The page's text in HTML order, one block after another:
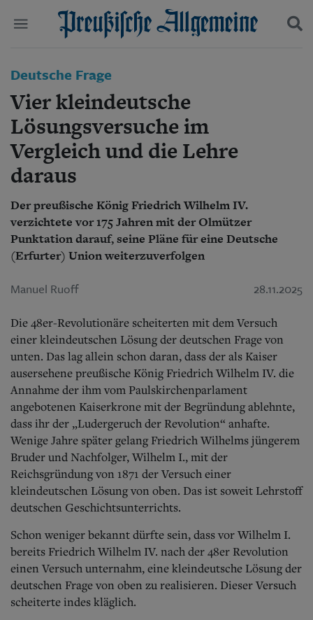
Aktuelle Ausgabe
Abonnenten-Login
Abonnent werden
Abo Prämien
Archiv
Mediadaten
Wirtschaft
Panorama
Gesellschaft
Leben
Berlin-Brandenburg
Schlesien
Danzig und Westpreußen
Bücher
Kontakt
Impressum
Datenschutz
Suchen und finden
Deutsche Frage
Vier kleindeutsche
Lösungsversuche im
Vergleich und die Lehre
daraus
Der preußische König Friedrich Wilhelm IV.
verzichtete vor 175 Jahren mit der Olmützer
Punktation darauf, seine Pläne für eine Deutsche
(Erfurter) Union weiterzuverfolgen
Manuel Ruoff 28.11.2025
Die 48er-Revolutionäre scheiterten mit dem Versuch
einer kleindeutschen Lösung der deutschen Frage von
unten. Das lag allein schon daran, dass der als Kaiser
ausersehene preußische König Friedrich Wilhelm IV. die
Annahme der ihm vom Paulskirchenparlament
angebotenen Kaiserkrone mit der Begründung ablehnte,
dass ihr der „Ludergeruch der Revolution“ anhafte.
Wenige Jahre später gelang Friedrich Wilhelms jüngerem
Bruder und Nachfolger, Wilhelm I., mit der
Reichsgründung von 1871 der Versuch einer
kleindeutschen Lösung von oben. Das ist soweit Lehrstoff
deutschen Geschichtsunterrichts.
Schon weniger bekannt dürfte sein, dass vor Wilhelm I.
bereits Friedrich Wilhelm IV. nach der 48er Revolution
einen Versuch unternahm, eine kleindeutsche Lösung der
deutschen Frage von oben zu realisieren. Dieser Versuch
scheiterte indes kläglich.